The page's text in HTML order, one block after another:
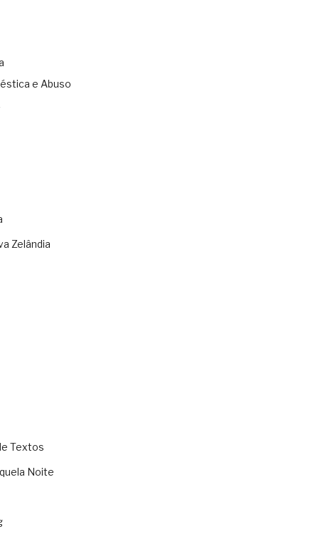
e Abuso
Zelândia
Textos
Noite